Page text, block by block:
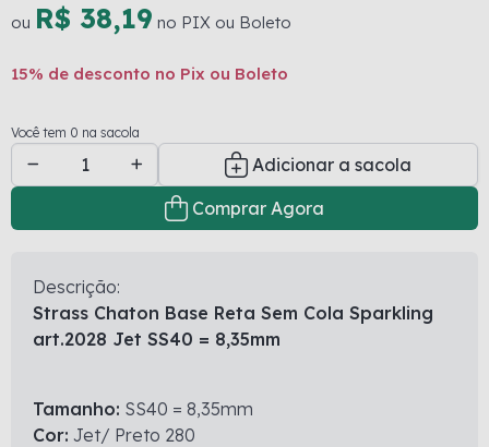
ou R$ 38,19 no PIX ou Boleto
15% de desconto no Pix ou Boleto
Você tem 0 na sacola
Adicionar a sacola
Comprar Agora
Descrição:
Strass Chaton Base Reta Sem Cola Sparkling
art.2028 Jet SS40 = 8,35mm
Tamanho: SS40 = 8,35mm
Cor: Jet/ Preto 280